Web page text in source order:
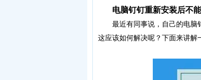
电脑钉钉重新安装后不
最近有同事说，自己的电脑钉
这应该如何解决呢？下面来讲解